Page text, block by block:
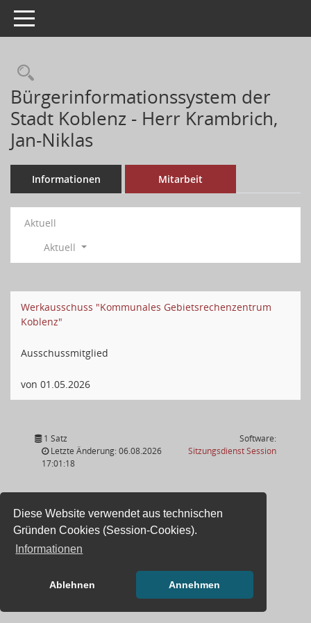
Diese Website verwendet aus technischen
Gründen Cookies (Session-Cookies).
Informationen
Ablehnen Annehmen
Toggle navigation
Bürgerinformationssystem der
Stadt Koblenz - Herr Krambrich,
Jan-Niklas
Informationen Mitarbeit
Aktuell
Aktuell
Werkausschuss "Kommunales Gebietsrechenzentrum
Koblenz"
Ausschussmitglied
von 01.05.2026
1 Satz
Letzte Änderung: 06.08.2026
17:01:18
Software:
SitzungsdienstSession(Wird in